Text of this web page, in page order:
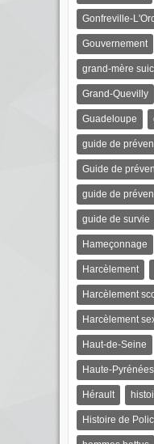
Gonfreville-
Gouvernement
grand-mère
Grand-Quevilly
Guadeloupe
guide de
Guide de
guide de
guide de survie
Hameçonnage
Harcèlement
Harcèlement
Harcèlement
Haut-de-Seine
Haute-Pyrénées
Hérault
Histoire de